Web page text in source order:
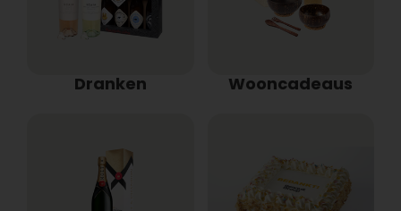
Dranken Wooncadeaus